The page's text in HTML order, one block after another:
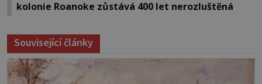
kolonie Roanoke zůstává 400 let nerozluštěná
Související články